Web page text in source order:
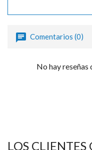
Comentarios (0)
No hay reseñas
LOS